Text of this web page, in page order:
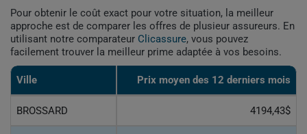
Pour obtenir le coût exact pour votre situation, la meilleur
approche est de comparer les offres de plusieur assureurs. En
utilisant notre comparateur Clicassure, vous pouvez
facilement trouver la meilleur prime adaptée à vos besoins.
Ville Prix ​​moyen des 12 derniers mois
BROSSARD 4194,43$